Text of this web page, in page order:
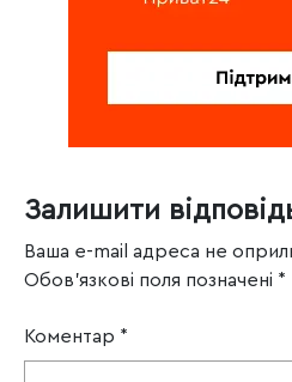
Залишити
Ваша e-mail адреса не
Обов’язкові поля позначені *
Коментар *